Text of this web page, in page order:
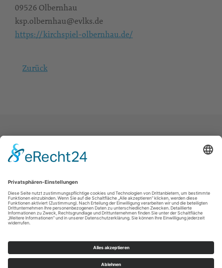
09526 Olbernhau
ksp.olbernhau@evlks.de
https://kirchspiel-olbernhau.de/
Zurück
Landeskirche Kontakt
Intern